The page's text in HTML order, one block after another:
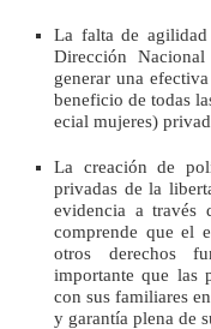
La falta de
Dirección
generar una
beneficio de todas
ecial mujeres)
La creación de
privadas de la
evidencia a través
comprende que el
otros derechos
importante que las
con sus familiares
y garantía plena de